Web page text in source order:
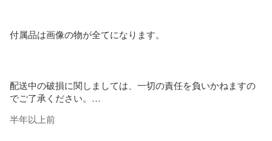
付属品は画像の物が全てになります。
配送中の破損に関しましては、一切の責任を負いかねますの
でご了承ください。
半年以上前